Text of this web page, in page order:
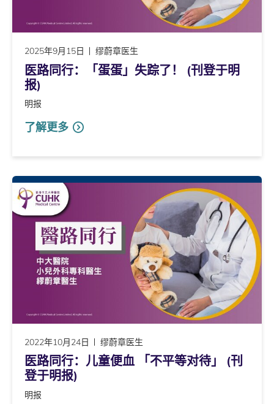
2025年9月15日 缪蔚章医生
医路同行：「蛋蛋」失踪了！ (刊登于明
报)
明报
了解更多
2022年10月24日 缪蔚章医生
医路同行：儿童便血 「不平等对待」 (刊
登于明报)
明报